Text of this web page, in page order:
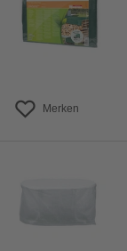
Merken